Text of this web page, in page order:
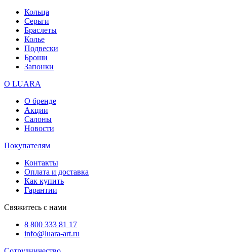
Кольца
Серьги
Браслеты
Колье
Подвески
Броши
Запонки
О LUARA
О бренде
Акции
Салоны
Новости
Покупателям
Контакты
Оплата и доставка
Как купить
Гарантии
Свяжитесь с нами
8 800 333 81 17
info@luara-art.ru